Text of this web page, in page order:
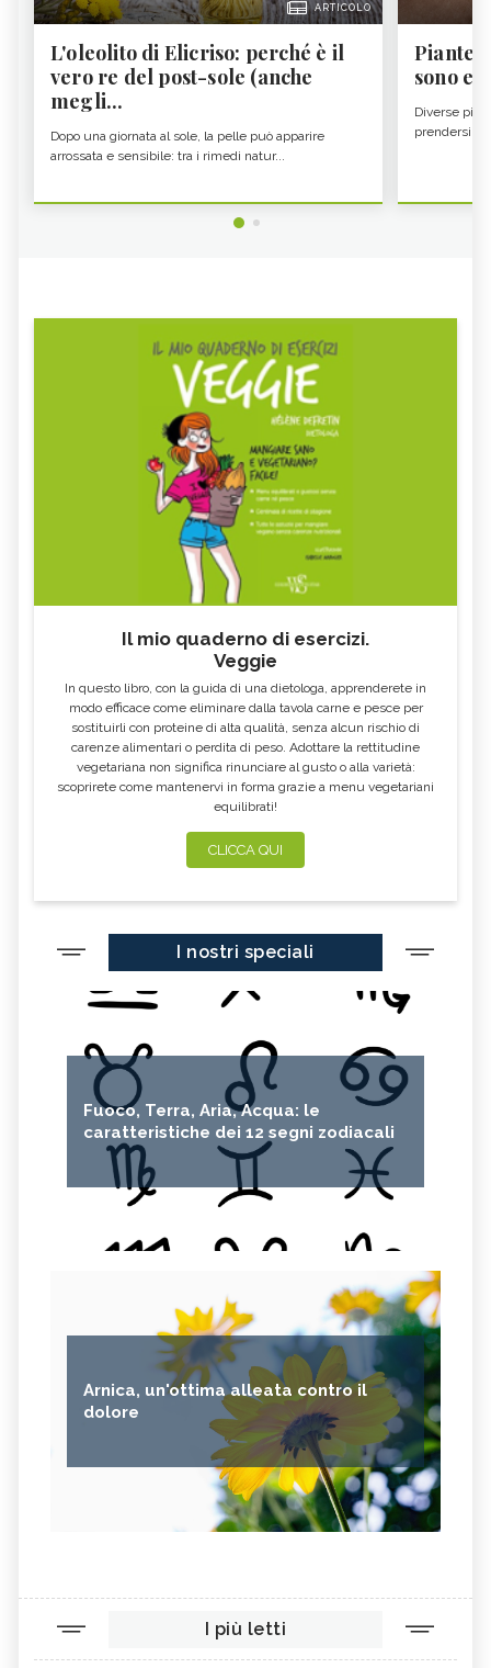
ARTICOLO
L'oleolito di Elicriso: perché è il
vero re del post-sole (anche
megli...
Dopo una giornata al sole, la pelle può apparire
arrossata e sensibile: tra i rimedi natur...
Piante
sono e
Diverse
prendersi
Il mio quaderno di esercizi.
Veggie
In questo libro, con la guida di una dietologa, apprenderete in
modo efficace come eliminare dalla tavola carne e pesce per
sostituirli con proteine di alta qualità, senza alcun rischio di
carenze alimentari o perdita di peso. Adottare la rettitudine
vegetariana non significa rinunciare al gusto o alla varietà:
scoprirete come mantenervi in forma grazie a menu vegetariani
equilibrati!
CLICCA QUI
I nostri speciali
Fuoco, Terra, Aria, Acqua: le
caratteristiche dei 12 segni zodiacali
Arnica, un'ottima alleata contro il
dolore
I più letti